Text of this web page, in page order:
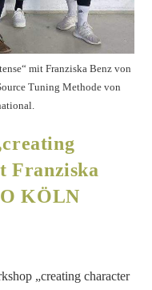
mit Franziska Benz von
Tuning Methode von
Franziska
KÖLN
„creating character